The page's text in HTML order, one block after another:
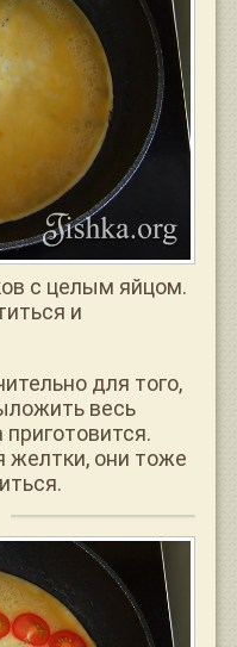
с целым яйцом.
и
для того,
весь
приготовится.
они тоже